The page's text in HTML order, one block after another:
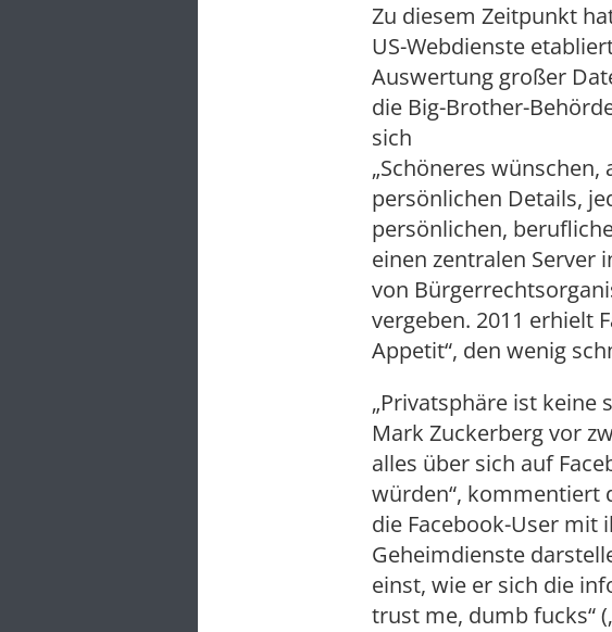
Zu diesem Zeitpunkt
US-Webdienste
Auswertung großer
die Big-Brother-
sich
„Schöneres
persönlichen Details,
persönlichen,
einen zentralen Server
von
vergeben. 2011 erhielt
Appetit“, den wenig
„Privatsphäre ist keine
Mark Zuckerberg vor
alles über sich auf
würden“, kommentiert
die Facebook-User mit
Geheimdienste
einst, wie er sich die
trust me, dumb fucks“